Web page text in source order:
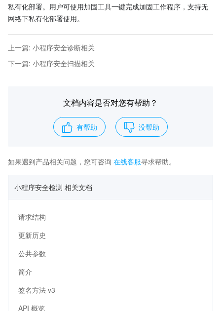
私有化部署。用户可使用加固工具一键完成加固工作程序，支持无
网络下私有化部署使用。
上一篇: 小程序安全诊断相关
下一篇: 小程序安全扫描相关
文档内容是否对您有帮助？
有帮助 没帮助
如果遇到产品相关问题，您可咨询 在线客服寻求帮助。
小程序安全检测 相关文档
请求结构
更新历史
公共参数
简介
签名方法 v3
API 概览